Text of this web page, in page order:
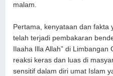
malam.
Pertama, kenyataan dan fakta
telah terjadi pembakaran
Ilaaha Illa Allah” di
reaksi keras dan luas di
sensitif dalam diri umat Islam